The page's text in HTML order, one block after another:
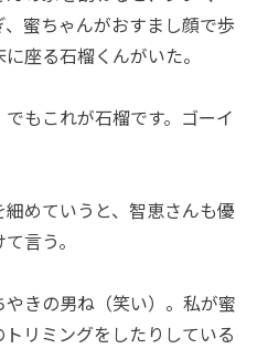
蜜ちゃんがおすまし顔で歩
座る石榴くんがいた。
でもこれが石榴です。ゴーイ
めていうと、智恵さんも優
言う。
やきの男ね（笑い）。私が蜜
リミングをしたりしている